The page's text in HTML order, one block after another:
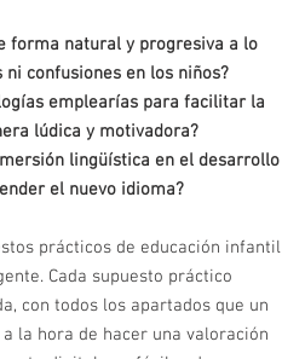
forma natural y progresiva a lo
confusiones en los niños?
emplearías para facilitar la
lúdica y motivadora?
lingüística en el desarrollo
el nuevo idioma?
prácticos de educación infantil
Cada supuesto práctico
con todos los apartados que un
la hora de hacer una valoración